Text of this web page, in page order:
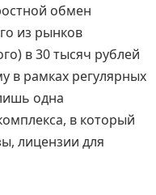
обмен
из рынков
в 30 тысяч рублей
в рамках регулярных
одна
в который
лицензии для